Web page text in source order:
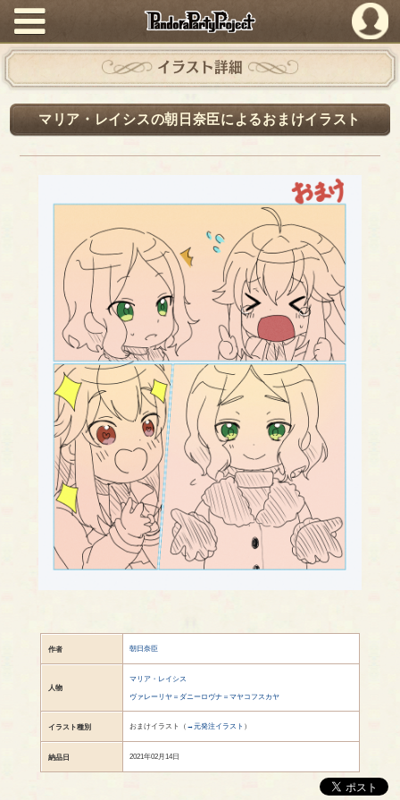
PandoraPartyProject
イラスト詳細
マリア・レイシスの朝日奈臣によるおまけイラスト
作者 朝日奈臣
人物
マリア・レイシス
ヴァレーリヤ＝ダニーロヴナ＝マヤコフスカヤ
イラスト種別 おまけイラスト（ →元発注イラスト ）
納品日 2021年02月14日